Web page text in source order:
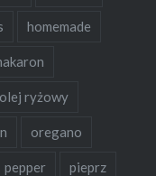
homemade
olej ryżowy
oregano
pepper pieprz